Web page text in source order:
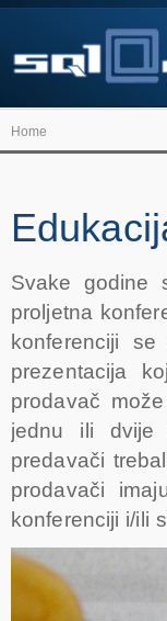
Home
Svake godine
proljetna
konferenciji
prezentacija
prodavač
jednu ili dvije
predavači
prodavači
konferenciji i/ili